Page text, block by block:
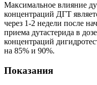
Максимальное влияние
концентраций ДГТ
через 1-2 недели после
приема дутастерида в
концентраций
на 85% и 90%.
Показания